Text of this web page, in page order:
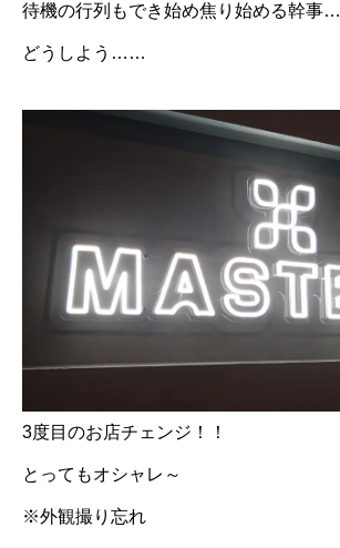
待機の行列もでき始め焦り始める幹事…
どうしよう……
3度目のお店チェンジ！！
とってもオシャレ～
※外観撮り忘れ